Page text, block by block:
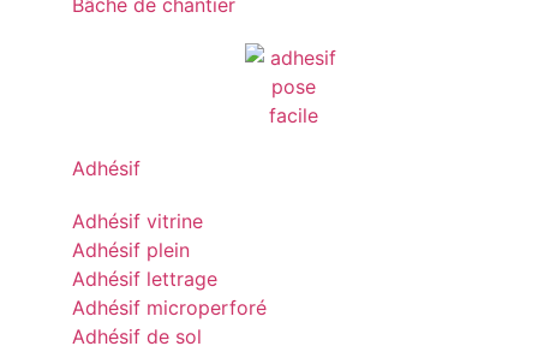
Bâche de chantier
Adhésif
Adhésif vitrine
Adhésif plein
Adhésif lettrage
Adhésif microperforé
Adhésif de sol